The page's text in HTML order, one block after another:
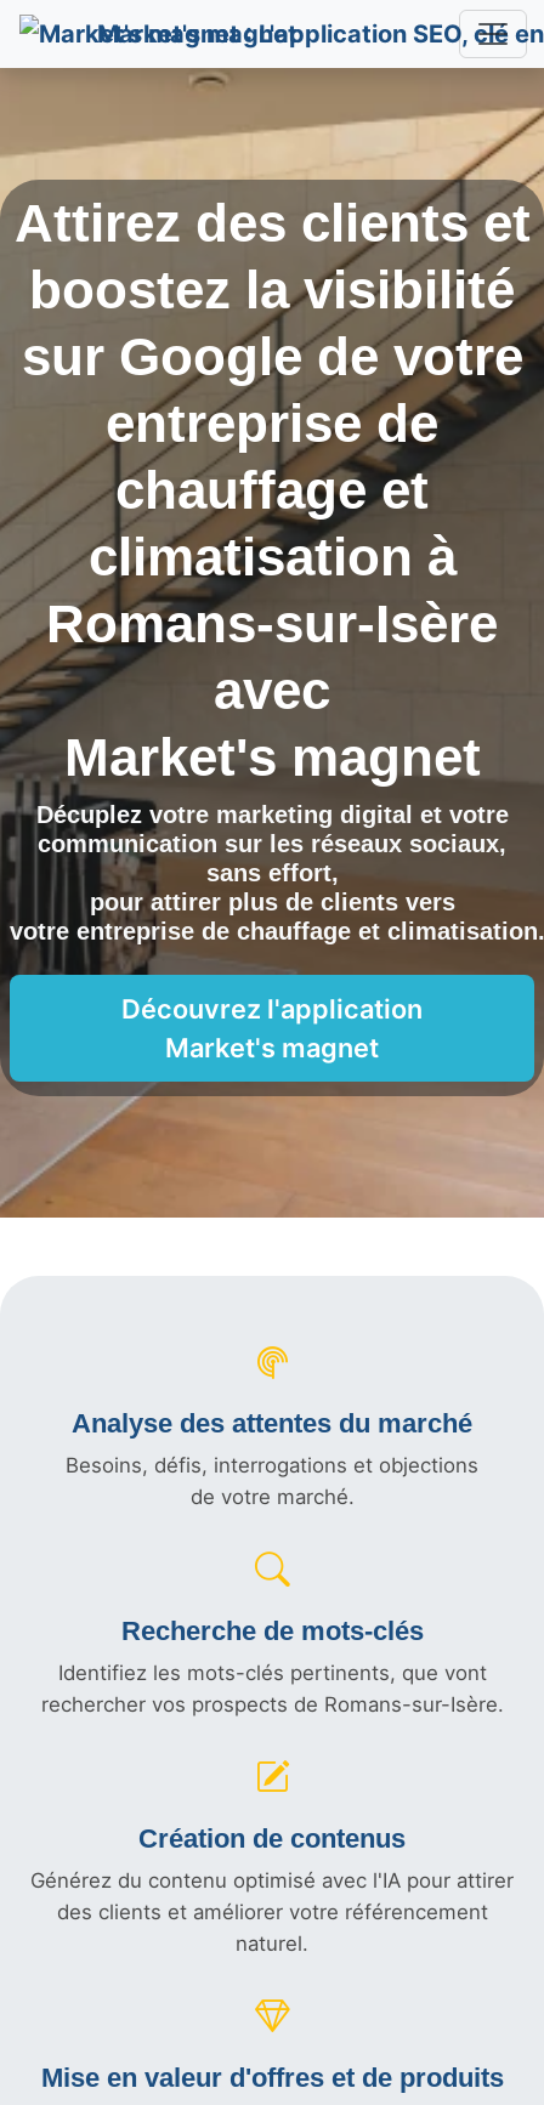
Market's magnet
Attirez des clients et
boostez la visibilité
sur Google de votre
entreprise de
chauffage et
climatisation à
Romans-sur-Isère
avec
Market's magnet
Décuplez votre marketing digital et votre
communication sur les réseaux sociaux,
sans effort,
pour attirer plus de clients vers
votre entreprise de chauffage et climatisation.
Découvrez l'application
Market's magnet
Analyse des attentes du marché
Besoins, défis, interrogations et objections
de votre marché.
Recherche de mots-clés
Identifiez les mots-clés pertinents, que vont
rechercher vos prospects de Romans-sur-Isère.
Création de contenus
Générez du contenu optimisé avec l'IA pour attirer
des clients et améliorer votre référencement
naturel.
Mise en valeur d'offres et de produits